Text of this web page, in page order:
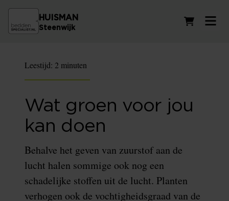
HUISMAN
Steenwijk
Leestijd: 2 minuten
Wat groen voor jou
kan doen
Behalve het geven van zuurstof aan de
lucht halen sommige ook nog een
schadelijke stoffen uit de lucht. Planten
verhogen ook de vochtigheidsgraad van de